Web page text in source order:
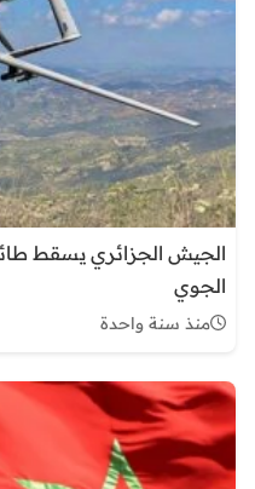
الجيش الجزائري يسقط
الجوي
منذ سنة واحدة